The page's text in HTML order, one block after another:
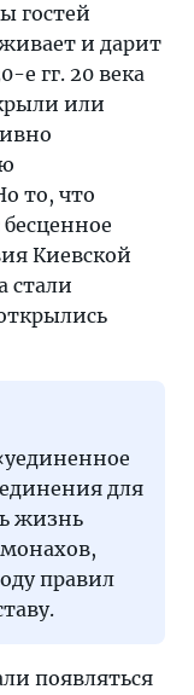
гостей
и дарит
е гг. 20 века
или
то, что
Киевской
стали
для
жизнь
правил
появляться